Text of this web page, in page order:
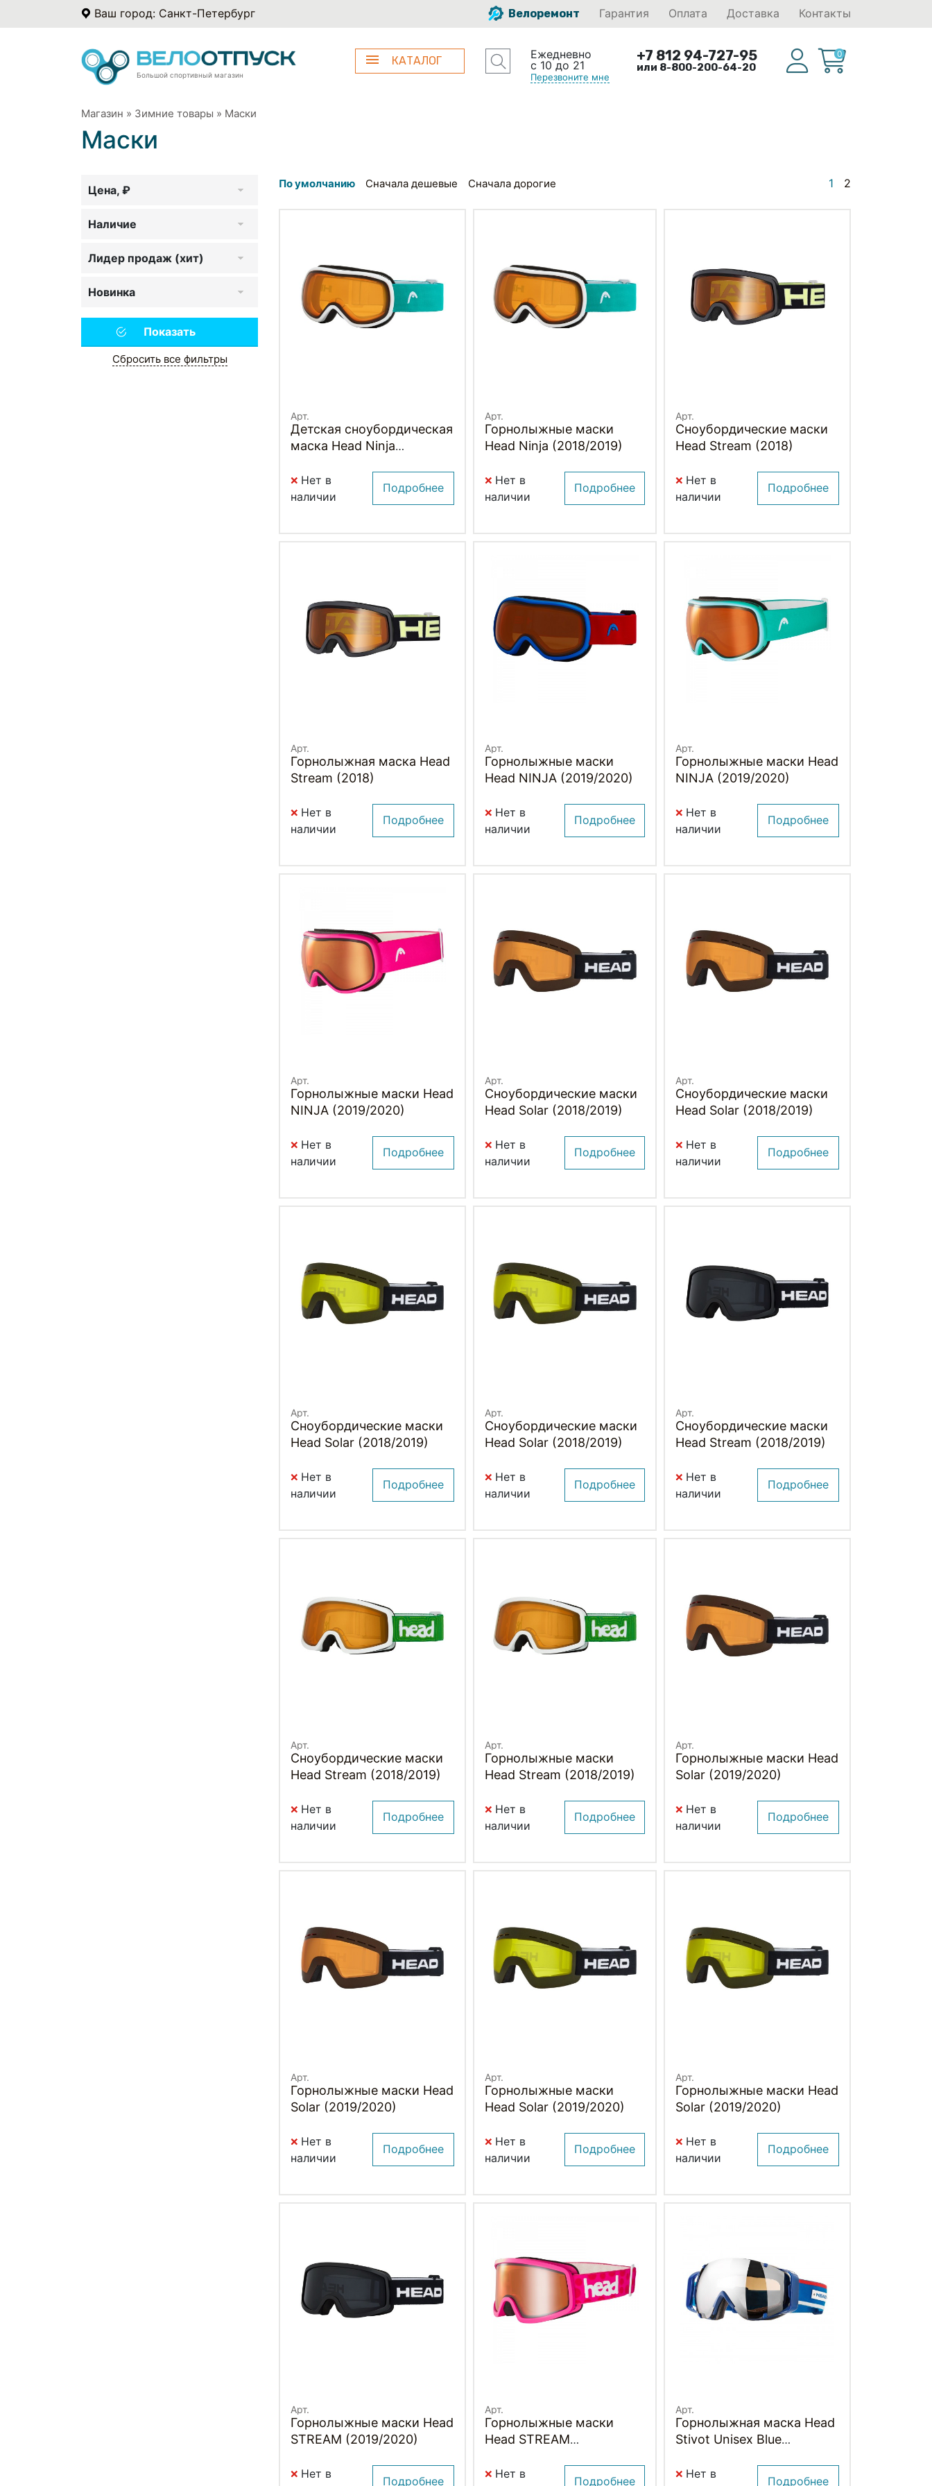
Ваш город: Санкт-Петербург Велоремонт Гарантия Оплата Доставка Контакты
Большой спортивный магазин
КАТАЛОГ
Ежедневно
с 10 до 21
Перезвоните мне
+7 812 94-727-95
или 8-800-200-64-20
0
Магазин » Зимние товары » Маски
Маски
Цена, ₽
Наличие
Лидер продаж (хит)
Новинка
Сбросить все фильтры
По умолчанию Сначала дешевые Сначала дорогие 1 2
Арт.
Детская сноубордическая
маска Head Ninja
Нет в
наличии
Подробнее
Арт.
Горнолыжные маски
Head Ninja (2018/2019)
Нет в
наличии
Подробнее
Арт.
Сноубордические маски
Head Stream (2018)
Нет в
наличии
Подробнее
Арт.
Горнолыжная маска Head
Stream (2018)
Нет в
наличии
Подробнее
Арт.
Горнолыжные маски
Head NINJA (2019/2020)
Нет в
наличии
Подробнее
Арт.
Горнолыжные маски Head
NINJA (2019/2020)
Нет в
наличии
Подробнее
Арт.
Горнолыжные маски Head
NINJA (2019/2020)
Нет в
наличии
Подробнее
Арт.
Сноубордические маски
Head Solar (2018/2019)
Нет в
наличии
Подробнее
Арт.
Сноубордические маски
Head Solar (2018/2019)
Нет в
наличии
Подробнее
Арт.
Сноубордические маски
Head Solar (2018/2019)
Нет в
наличии
Подробнее
Арт.
Сноубордические маски
Head Solar (2018/2019)
Нет в
наличии
Подробнее
Арт.
Сноубордические маски
Head Stream (2018/2019)
Нет в
наличии
Подробнее
Арт.
Сноубордические маски
Head Stream (2018/2019)
Нет в
наличии
Подробнее
Арт.
Горнолыжные маски
Head Stream (2018/2019)
Нет в
наличии
Подробнее
Арт.
Горнолыжные маски Head
Solar (2019/2020)
Нет в
наличии
Подробнее
Арт.
Горнолыжные маски Head
Solar (2019/2020)
Нет в
наличии
Подробнее
Арт.
Горнолыжные маски
Head Solar (2019/2020)
Нет в
наличии
Подробнее
Арт.
Горнолыжные маски Head
Solar (2019/2020)
Нет в
наличии
Подробнее
Арт.
Горнолыжные маски Head
STREAM (2019/2020)
Нет в
Подробнее
Арт.
Горнолыжные маски
Head STREAM
Нет в
Подробнее
Арт.
Горнолыжная маска Head
Stivot Unisex Blue
Нет в
Подробнее